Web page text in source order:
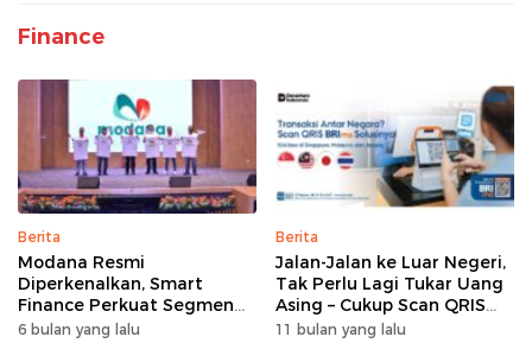
Finance
Berita
Modana Resmi
Diperkenalkan, Smart
Finance Perkuat Segmen
Pembiayaan Multiguna
6 bulan yang lalu
Berita
Jalan-Jalan ke Luar Negeri,
Tak Perlu Lagi Tukar Uang
Asing – Cukup Scan QRIS
Pakai BRImo
11 bulan yang lalu